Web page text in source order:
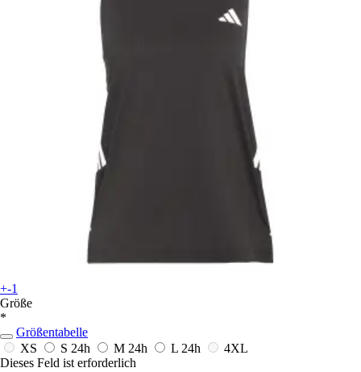
+-1
Größe
*
Größentabelle
XS
S 24h M 24h L 24h
4XL
Dieses Feld ist erforderlich